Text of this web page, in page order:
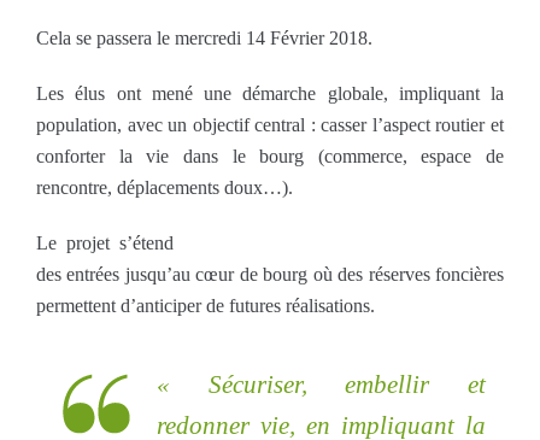
Cela se passera le mercredi 14 Février 2018.
Les élus ont mené une démarche globale, impliquant la
population, avec un objectif central : casser l’aspect routier et
conforter la vie dans le bourg (commerce, espace de
rencontre, déplacements doux…).
Le projet s’étend
des entrées jusqu’au cœur de bourg où des réserves foncières
permettent d’anticiper de futures réalisations.
« Sécuriser, embellir et
redonner vie, en impliquant la